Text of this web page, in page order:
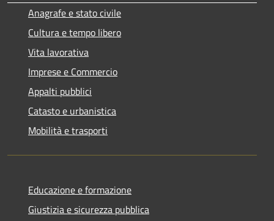
Anagrafe e stato civile
Cultura e tempo libero
Vita lavorativa
Imprese e Commercio
Appalti pubblici
Catasto e urbanistica
Mobilità e trasporti
Educazione e formazione
Giustizia e sicurezza pubblica